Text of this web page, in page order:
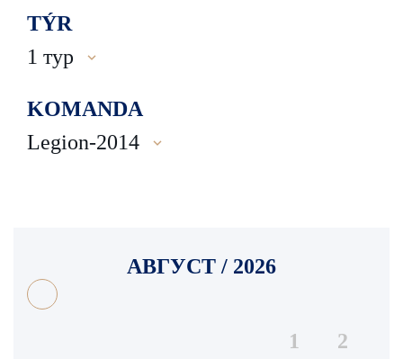
TÝR
1 тур
KOMANDA
Legion-2014
АВГУСТ / 2026
1
2